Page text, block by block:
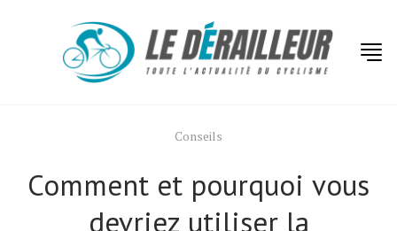
Conseils
Comment et pourquoi vous
devriez utiliser la